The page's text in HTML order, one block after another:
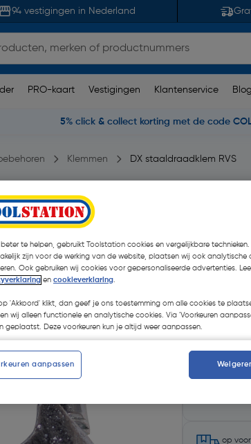
94 vestigingen in Nederland
PRO-kaart Vestigingen Klantenservice
5% click & collect korting met de code
Klemmen DX staaldraadklem RVS
opmerking(en)| Stuk
€ 1,43 |
Kies
op
te helpen, gebruikt Toolstation cookies en vergelijkbare
zijn voor de werking van de website, plaatsen wij ook analytische
Ook gebruiken wij cookies voor gepersonaliseerde advertenties.
en cookieverklaring.
'Akkoord' klikt, dan geef je ons toestemming om alle cookies te
wij alleen functionele en analytische cookies. Via 'Voorkeuren
geplaatst. Deze voorkeuren kun je altijd weer aanpassen.
aanpassen